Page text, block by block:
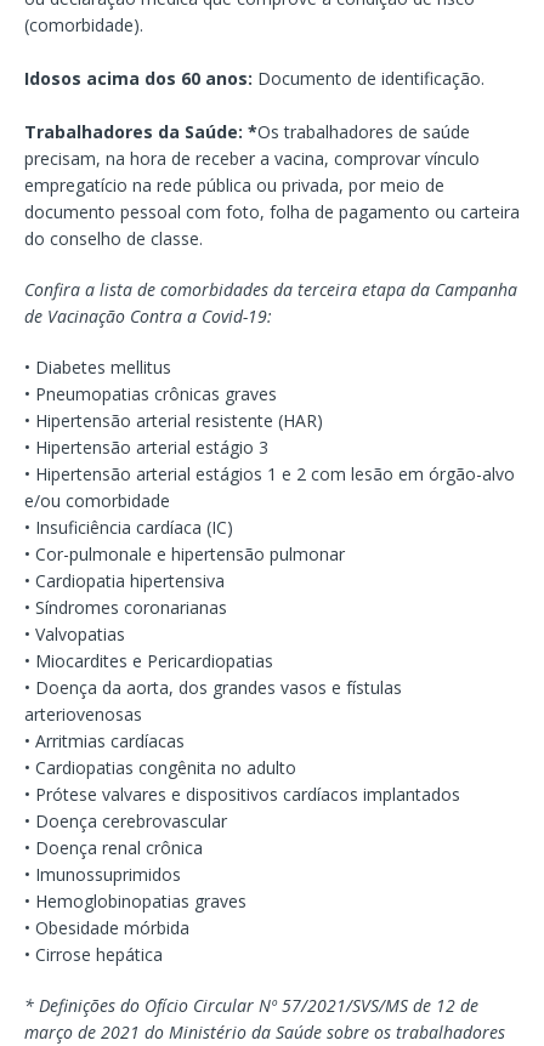
(comorbidade).
Idosos acima dos 60 anos: Documento de identificação.
Trabalhadores da Saúde: *Os trabalhadores de saúde
precisam, na hora de receber a vacina, comprovar vínculo
empregatício na rede pública ou privada, por meio de
documento pessoal com foto, folha de pagamento ou carteira
do conselho de classe.
Confira a lista de comorbidades da terceira etapa da Campanha
de Vacinação Contra a Covid-19:
• Diabetes mellitus
• Pneumopatias crônicas graves
• Hipertensão arterial resistente (HAR)
• Hipertensão arterial estágio 3
• Hipertensão arterial estágios 1 e 2 com lesão em órgão-alvo
e/ou comorbidade
• Insuficiência cardíaca (IC)
• Cor-pulmonale e hipertensão pulmonar
• Cardiopatia hipertensiva
• Síndromes coronarianas
• Valvopatias
• Miocardites e Pericardiopatias
• Doença da aorta, dos grandes vasos e fístulas
arteriovenosas
• Arritmias cardíacas
• Cardiopatias congênita no adulto
• Prótese valvares e dispositivos cardíacos implantados
• Doença cerebrovascular
• Doença renal crônica
• Imunossuprimidos
• Hemoglobinopatias graves
• Obesidade mórbida
• Cirrose hepática
* Definições do Ofício Circular Nº 57/2021/SVS/MS de 12 de
março de 2021 do Ministério da Saúde sobre os trabalhadores